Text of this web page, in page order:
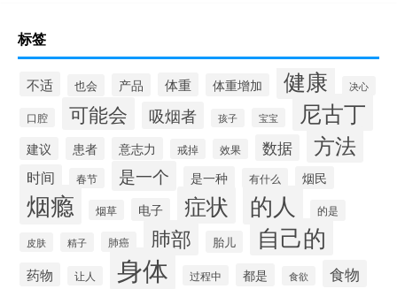
标签
不适 也会 产品 体重 体重增加 健康 决心
口腔 可能会 吸烟者 孩子 宝宝 尼古丁
建议 患者 意志力 戒掉 效果 数据 方法
时间 春节 是一个 是一种 有什么 烟民
烟瘾 烟草 电子 症状 的人 的是
皮肤 精子 肺癌 肺部 胎儿 自己的
药物 让人 身体 过程中 都是 食欲 食物